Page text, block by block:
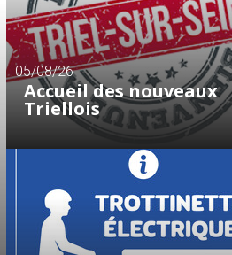
26/06/26
05/08/26
Accueil des nouveaux
Triellois